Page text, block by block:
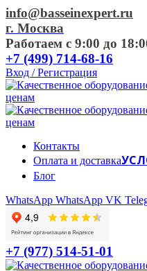
info@basseinexpert.ru
г. Москва
Работаем с 9:00 до
+7 (499) 714-68-16
Вход / Регистрация
Контакты
Оплата и доставка
Блог
WhatsApp WhatsApp VK
+7 (977) 514-51-01